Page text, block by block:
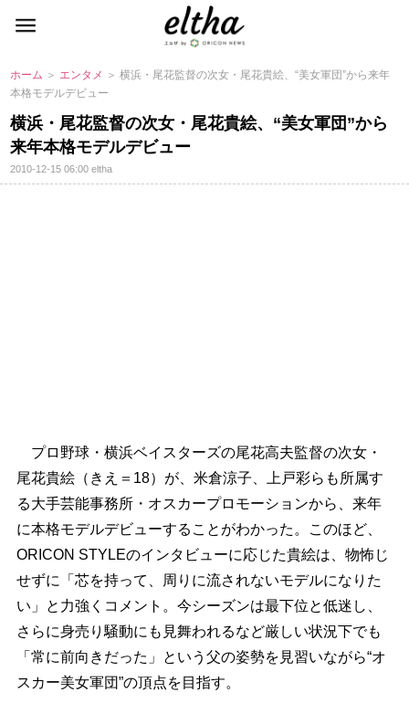
ホーム ＞ エンタメ ＞ 横浜・尾花監督の次女・尾花貴絵、“美女軍団”から来年
本格モデルデビュー
横浜・尾花監督の次女・尾花貴絵、“美女軍団”から
来年本格モデルデビュー
2010-12-15 06:00eltha
プロ野球・横浜ベイスターズの尾花高夫監督の次女・
尾花貴絵（きえ＝18）が、米倉涼子、上戸彩らも所属す
る大手芸能事務所・オスカープロモーションから、来年
に本格モデルデビューすることがわかった。このほど、
ORICON STYLEのインタビューに応じた貴絵は、物怖じ
せずに「芯を持って、周りに流されないモデルになりた
い」と力強くコメント。今シーズンは最下位と低迷し、
さらに身売り騒動にも見舞われるなど厳しい状況下でも
「常に前向きだった」という父の姿勢を見習いながら“オ
スカー美女軍団”の頂点を目指す。